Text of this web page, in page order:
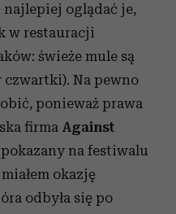
oglądać je,
w restauracji
świeże mule są
Na pewno
ponieważ prawa
firma Against
na festiwalu
okazję
odbyła się po